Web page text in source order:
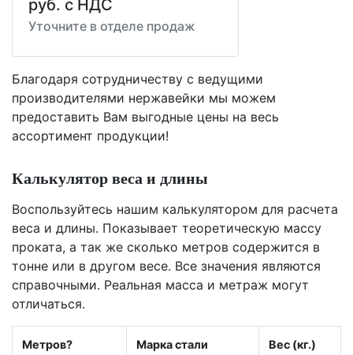
руб. с НДС
Уточните в отделе продаж
Благодаря сотрудничеству с ведущими
производителями нержавейки мы можем
предоставить Вам выгодные цены на весь
ассортимент продукции!
Калькулятор веса и длины
Воспользуйтесь нашим калькулятором для расчета
веса и длины. Показывает теоретическую массу
проката, а так же сколько метров содержится в
тонне или в другом весе. Все значения являются
справочными. Реальная масса и метраж могут
отличаться.
Метров? Марка стали Вес (кг.)